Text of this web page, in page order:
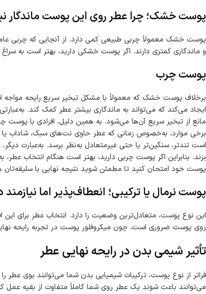
پوست خشک؛ چرا عطر روی این پوست ماندگار
پوست خشک معمولاً چربی طبیعی کمی دارد. از آنجایی که چربی
و ماندگاری کمتری دارند. اگر پوست خشکی دارید، بهتر است به
پوست چرب
برخلاف پوست خشک که معمولاً با مشکل تبخیر سریع رایحه
ایجاد می‌کند که می‌تواند به ماندگاری بیشتر عطر کمک کند.
مانع از تبخیر سریع آن‌ها می‌شود. به همین دلیل، افرادی با
برخی موارد، به‌خصوص زمانی که عطر حاوی نت‌های سبک، شاداب یا
است تندتر، سنگین‌تر یا حتی غیرمتعادل به‌نظر برسد. به‌عبارت
بزند. بنابراین اگر پوست چربی دارید، بهتر است هنگام انتخاب
پوست خود امتحان کنید تا مطمئن شوید نتیجه نهایی با
پوست نرمال یا ترکیبی؛ انعطاف‌پذیر اما
این نوع پوست، متعادل‌ترین وضعیت را دارد. انتخاب عطر برای
روی پوست ضروری است، چون میکروفلور پوست در تجربه رایحه
تأثیر شیمی بدن در رایحه نهایی عطر
می‌توانند باعث شوند یک عطر روی شما کاملاً متفاوت از بقیه عمل